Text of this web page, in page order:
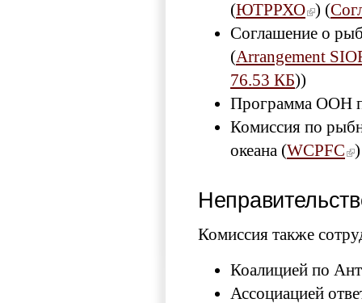
(ЮТРРХО ) (
Соглашение о
(Arrangement
76.53 КБ))
Программа ООН
Комиссия по
океана (WCPFC
Комиссия также
Коалицией по
Ассоциацией